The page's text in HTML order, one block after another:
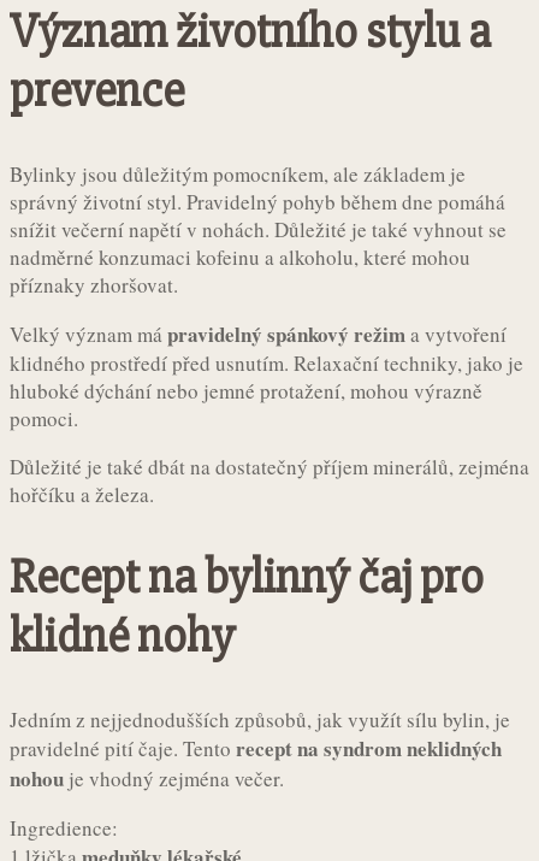
Význam životního stylu a
prevence
Bylinky jsou důležitým pomocníkem, ale základem je
správný životní styl. Pravidelný pohyb během dne pomáhá
snížit večerní napětí v nohách. Důležité je také vyhnout se
nadměrné konzumaci kofeinu a alkoholu, které mohou
příznaky zhoršovat.
Velký význam mápravidelný spánkový režima vytvoření
klidného prostředí před usnutím. Relaxační techniky, jako je
hluboké dýchání nebo jemné protažení, mohou výrazně
pomoci.
Důležité je také dbát na dostatečný příjem minerálů, zejména
hořčíku a železa.
Recept na bylinný čaj pro
klidné nohy
Jedním z nejjednodušších způsobů, jak využít sílu bylin, je
pravidelné pití čaje. Tento recept na syndrom neklidných
nohou je vhodný zejména večer.
Ingredience: